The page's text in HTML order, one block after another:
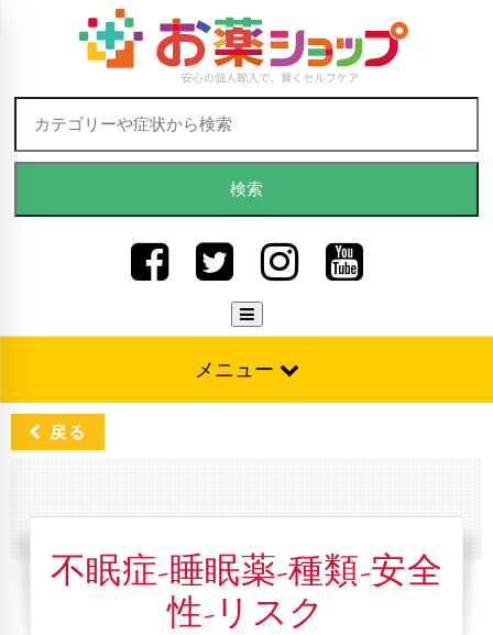
Skip to content
検索:
メニュー
戻る
不眠症-睡眠薬-種類-安全
性-リスク